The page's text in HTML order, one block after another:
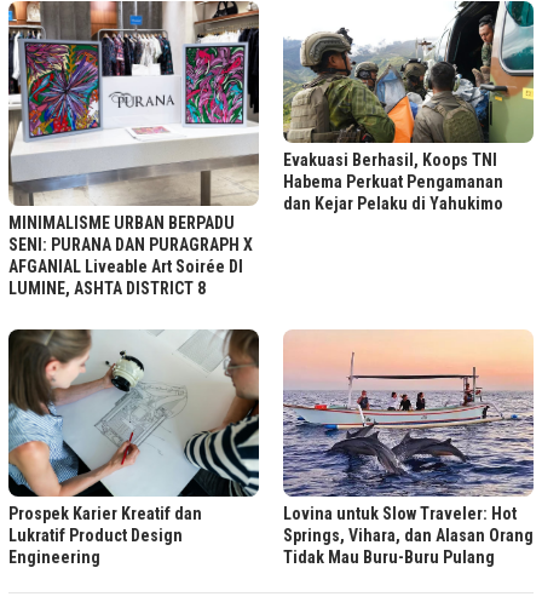
MINIMALISME URBAN BERPADU
SENI: PURANA DAN PURAGRAPH X
AFGANIAL Liveable Art Soirée DI
LUMINE, ASHTA DISTRICT 8
Evakuasi Berhasil, Koops TNI
Habema Perkuat Pengamanan
dan Kejar Pelaku di Yahukimo
Prospek Karier Kreatif dan
Lukratif Product Design
Engineering
Lovina untuk Slow Traveler: Hot
Springs, Vihara, dan Alasan Orang
Tidak Mau Buru-Buru Pulang